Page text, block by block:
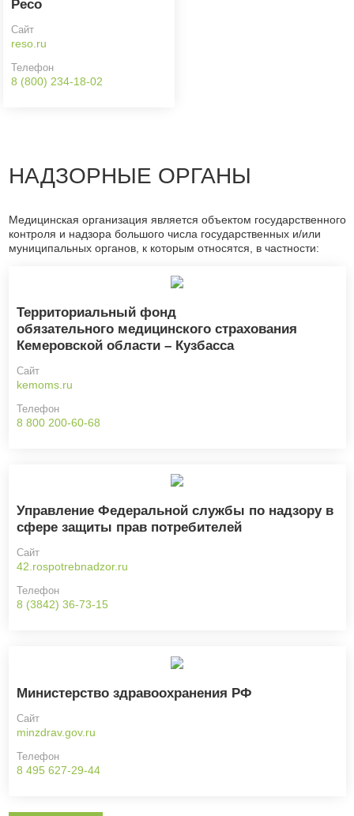
Ресо
Сайт
reso.ru
Телефон
8 (800) 234-18-02
НАДЗОРНЫЕ ОРГАНЫ
Медицинская организация является объектом государственного
контроля и надзора большого числа государственных и/или
муниципальных органов, к которым относятся, в частности:
Территориальный фонд
обязательного медицинского страхования
Кемеровской области – Кузбасса
Сайт
kemoms.ru
Телефон
8 800 200-60-68
Управление Федеральной службы по надзору в
сфере защиты прав потребителей
Сайт
42.rospotrebnadzor.ru
Телефон
8 (3842) 36-73-15
Министерство здравоохранения РФ
Сайт
minzdrav.gov.ru
Телефон
8 495 627-29-44